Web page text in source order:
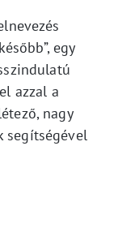
egy
azzal a
nagy
segítségével